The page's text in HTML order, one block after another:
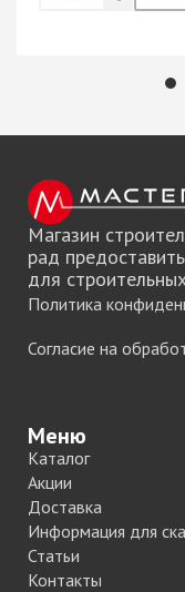
Магазин
рад
для
Политика
Согласие на
Меню
Каталог
Акции
Доставка
Информация для
Статьи
Контакты